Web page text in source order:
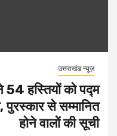
उत्तराखंड न्यूज़
54 हस्तियों को पद्म
पुरस्कार से सम्मानित
होने वालों की सूची